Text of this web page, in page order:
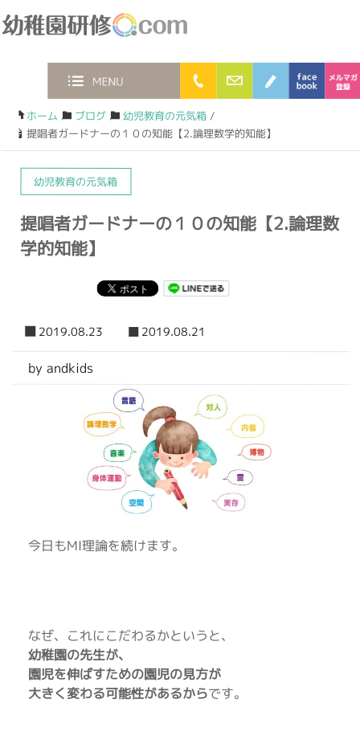
MENU 0120-36-2023
お問合わせフォー
ブログ
ホーム / ブログ / 幼児教育の元気箱 /
提唱者ガードナーの１０の知能【2.論理数学的知能】
幼児教育の元気箱
提唱者ガードナーの１０の知能【2.論理数
学的知能】
2019.08.23 2019.08.21
by andkids
今日もMI理論を続けます。
なぜ、これにこだわるかというと、
幼稚園の先生が、
園児を伸ばすための園児の見方が
大きく変わる可能性があるからです。